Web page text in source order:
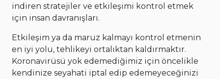
indiren stratejiler ve etkileşimi kontrol etmek
için insan davranışları.
Etkileşim ya da maruz kalmayı kontrol etmenin
en iyi yolu, tehlikeyi ortalıktan kaldırmaktır.
Koronavirüsü yok edemediğimiz için öncelikle
kendinize seyahati iptal edip edemeyeceğinizi